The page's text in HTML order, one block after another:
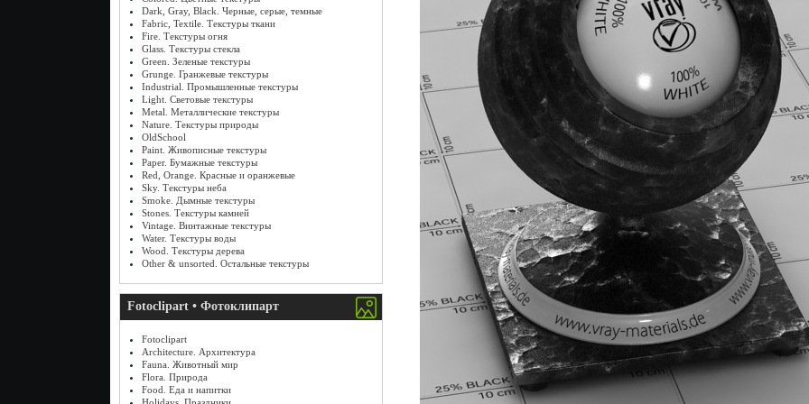
Dark, Gray, Black. Черные, серые, темные
Fabric, Textile. Текстуры ткани
Fire. Текстуры огня
Glass. Текстуры стекла
Green. Зеленые текстуры
Grunge. Гранжевые текстуры
Industrial. Промышленные текстуры
Light. Световые текстуры
Metal. Металлические текстуры
Nature. Текстуры природы
OldSchool
Paint. Живописные текстуры
Paper. Бумажные текстуры
Red, Orange. Красные и оранжевые
Sky. Текстуры неба
Smoke. Дымные текстуры
Stones. Текстуры камней
Vintage. Винтажные текстуры
Water. Текстуры воды
Wood. Текстуры дерева
Other & unsorted. Остальные текстуры
Fotoclipart • Фотоклипарт
Fotoclipart
Architecture. Архитектура
Fauna. Животный мир
Flora. Природа
Food. Еда и напитки